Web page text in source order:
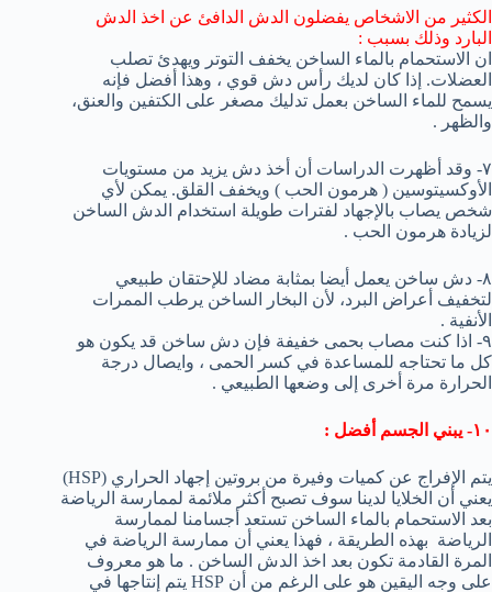
الكثير من الاشخاص يفضلون الدش الدافئ عن اخذ الدش
البارد وذلك بسبب :
ان الاستحمام بالماء الساخن يخفف التوتر ويهدئ تصلب
العضلات. إذا كان لديك رأس دش قوي ، وهذا أفضل فإنه
يسمح للماء الساخن بعمل تدليك مصغر على الكتفين والعنق،
والظهر .
٧- وقد أظهرت الدراسات أن أخذ دش يزيد من مستويات
الأوكسيتوسين ( هرمون الحب ) ويخفف القلق. يمكن لأي
شخص يصاب بالإجهاد لفترات طويلة استخدام الدش الساخن
لزيادة هرمون الحب .
٨- دش ساخن يعمل أيضا بمثابة مضاد للإحتقان طبيعي
لتخفيف أعراض البرد، لأن البخار الساخن يرطب الممرات
الأنفية .
٩- اذا كنت مصاب بحمى خفيفة فإن دش ساخن قد يكون هو
كل ما تحتاجه للمساعدة في كسر الحمى ، وايصال درجة
الحرارة مرة أخرى إلى وضعها الطبيعي .
١٠- يبني الجسم أفضل :
يتم الإفراج عن كميات وفيرة من بروتين إجهاد الحراري (HSP)
يعني أن الخلايا لدينا سوف تصبح أكثر ملائمة لممارسة الرياضة
بعد الاستحمام بالماء الساخن تستعد أجسامنا لممارسة
الرياضة بهذه الطريقة ، فهذا يعني أن ممارسة الرياضة في
المرة القادمة تكون بعد اخذ الدش الساخن . ما هو معروف
على وجه اليقين هو على الرغم من أن HSP يتم إنتاجها في